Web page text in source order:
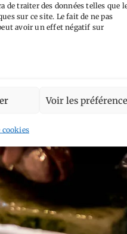
de traiter des données telles que
sur ce site. Le fait de ne pas
avoir un effet négatif sur
Voir les
cookies